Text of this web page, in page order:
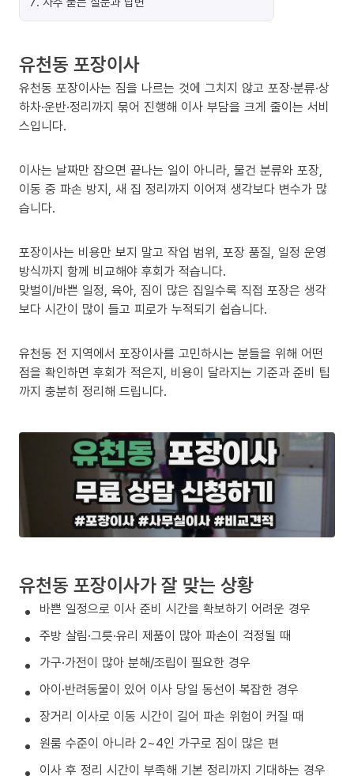
유천동 포장이사
유천동 포장이사는 짐을 나르는 것에 그치지 않고 포장·분류·상
하차·운반·정리까지 묶어 진행해 이사 부담을 크게 줄이는 서비
스입니다.
이사는 날짜만 잡으면 끝나는 일이 아니라, 물건 분류와 포장,
이동 중 파손 방지, 새 집 정리까지 이어져 생각보다 변수가 많
습니다.
포장이사는 비용만 보지 말고 작업 범위, 포장 품질, 일정 운영
방식까지 함께 비교해야 후회가 적습니다.
맞벌이/바쁜 일정, 육아, 짐이 많은 집일수록 직접 포장은 생각
보다 시간이 많이 들고 피로가 누적되기 쉽습니다.
유천동 전 지역에서 포장이사를 고민하시는 분들을 위해 어떤
점을 확인하면 후회가 적은지, 비용이 달라지는 기준과 준비 팁
까지 충분히 정리해 드립니다.
유천동 포장이사가 잘 맞는 상황
바쁜 일정으로 이사 준비 시간을 확보하기 어려운 경우
주방 살림·그릇·유리 제품이 많아 파손이 걱정될 때
가구·가전이 많아 분해/조립이 필요한 경우
아이·반려동물이 있어 이사 당일 동선이 복잡한 경우
장거리 이사로 이동 시간이 길어 파손 위험이 커질 때
원룸 수준이 아니라 2~4인 가구로 짐이 많은 편
이사 후 정리 시간이 부족해 기본 정리까지 기대하는 경우